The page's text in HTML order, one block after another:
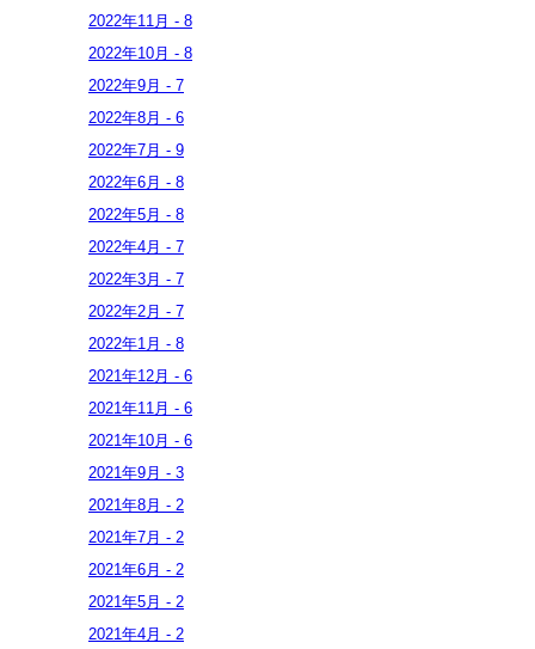
2022年11月 - 8
2022年10月 - 8
2022年9月 - 7
2022年8月 - 6
2022年7月 - 9
2022年6月 - 8
2022年5月 - 8
2022年4月 - 7
2022年3月 - 7
2022年2月 - 7
2022年1月 - 8
2021年12月 - 6
2021年11月 - 6
2021年10月 - 6
2021年9月 - 3
2021年8月 - 2
2021年7月 - 2
2021年6月 - 2
2021年5月 - 2
2021年4月 - 2